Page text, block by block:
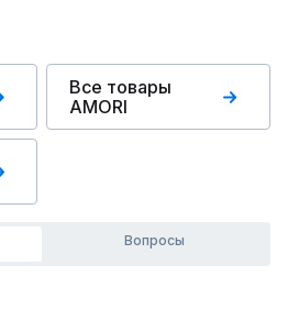
Все товары
AMORI
Вопросы